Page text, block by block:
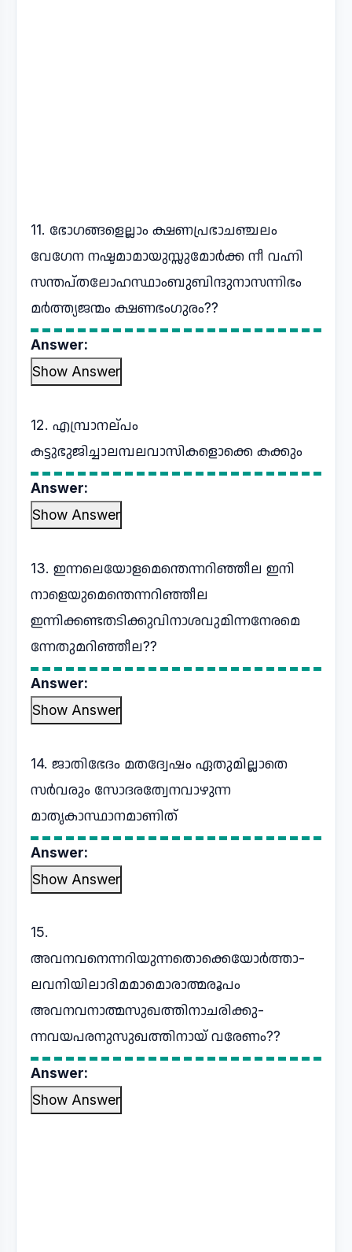
11. ഭോഗങ്ങളെല്ലാം ക്ഷണപ്രഭാചഞ്ചലം
വേഗേന നഷ്ടമാമായുസ്സുമോര്‍ക്ക നീ വഹ്നി
സന്തപ്തലോഹസ്ഥാംബുബിന്ദുനാസന്നിഭം
മര്‍ത്ത്യജന്മം ക്ഷണഭംഗുരം??
Answer:
Show Answer
12. എമ്പ്രാനല്പം
കട്ടുഭുജിച്ചാലമ്പലവാസികളൊക്കെ കക്കും
Answer:
Show Answer
13. ഇന്നലെയോളമെന്തെന്നറിഞ്ഞീല ഇനി
നാളെയുമെന്തെന്നറിഞ്ഞീല
ഇന്നിക്കണ്ടതടിക്കുവിനാശവുമിന്നനേരമെ
ന്നേതുമറിഞ്ഞീല??
Answer:
Show Answer
14. ജാതിഭേദം മതദ്വേഷം ഏതുമില്ലാതെ
സര്‍വരും സോദരത്വേനവാഴുന്ന
മാതൃകാസ്ഥാനമാണിത്
Answer:
Show Answer
15.
അവനവനെന്നറിയുന്നതൊക്കെയോര്‍ത്താ-
ലവനിയിലാദിമമാമൊരാത്മരൂപം
അവനവനാത്മസുഖത്തിനാചരിക്കു-
ന്നവയപരനുസുഖത്തിനായ് വരേണം??
Answer:
Show Answer